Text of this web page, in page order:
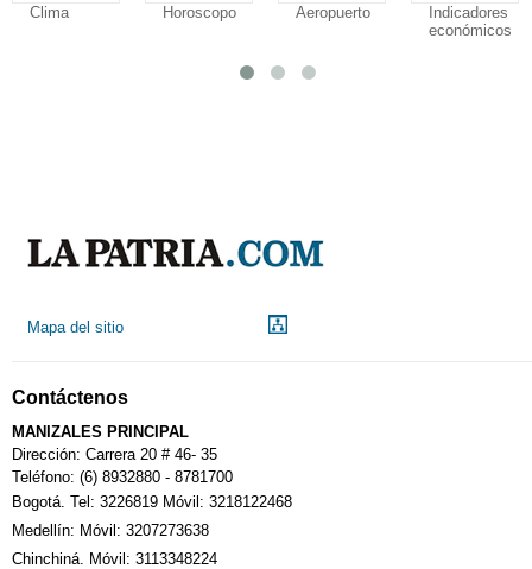
Clima Horoscopo Aeropuerto
Indicadores
económicos
Mapa del sitio
Contáctenos
MANIZALES PRINCIPAL
Dirección: Carrera 20 # 46- 35
Teléfono: (6) 8932880 - 8781700
Bogotá. Tel: 3226819 Móvil: 3218122468
Medellín: Móvil: 3207273638
Chinchiná. Móvil: 3113348224